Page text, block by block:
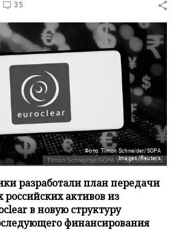
35
Фото: Timon Schneider/SOPA
Images/Reuters
разработали план передачи
активов из
в новую структуру
финансирования